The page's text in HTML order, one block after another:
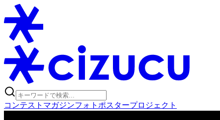
コンテスト マガジンフォトポスタープロジェクト